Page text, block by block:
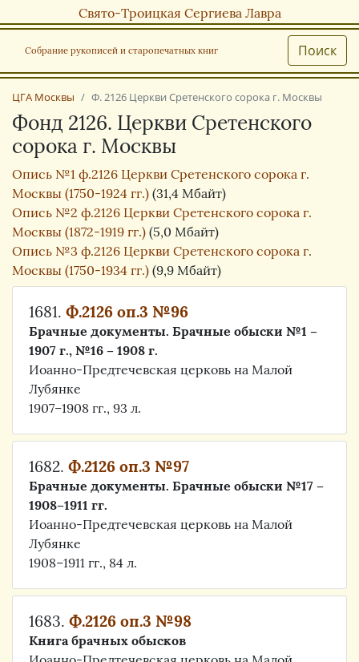
Свято-Троицкая Сергиева Лавра
Собрание рукописей и старопечатных книг Поиск
ЦГА Москвы Ф. 2126 Церкви Сретенского сорока г. Москвы
Фонд 2126. Церкви Сретенского
сорока г. Москвы
Опись №1 ф.2126 Церкви Сретенского сорока г.
Москвы (1750-1924 гг.) (31,4 Мбайт)
Опись №2 ф.2126 Церкви Сретенского сорока г.
Москвы (1872-1919 гг.) (5,0 Мбайт)
Опись №3 ф.2126 Церкви Сретенского сорока г.
Москвы (1750-1934 гг.) (9,9 Мбайт)
1681. Ф.2126 оп.3 №96
Брачные документы. Брачные обыски №1 –
1907 г., №16 – 1908 г.
Иоанно-Предтечевская церковь на Малой
Лубянке
1907–1908 гг., 93 л.
1682. Ф.2126 оп.3 №97
Брачные документы. Брачные обыски №17 –
1908–1911 гг.
Иоанно-Предтечевская церковь на Малой
Лубянке
1908–1911 гг., 84 л.
1683. Ф.2126 оп.3 №98
Книга брачных обысков